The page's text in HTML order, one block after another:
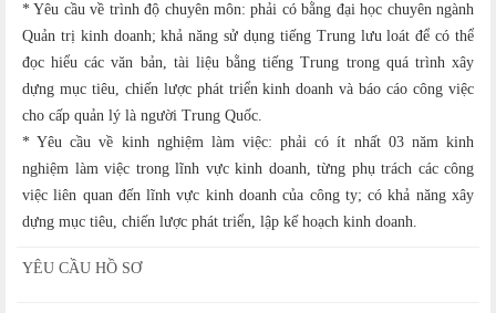
* Yêu cầu về trình độ chuyên môn: phải có bằng đại học chuyên ngành
Quản trị kinh doanh; khả năng sử dụng tiếng Trung lưu loát để có thể
đọc hiểu các văn bản, tài liệu bằng tiếng Trung trong quá trình xây
dựng mục tiêu, chiến lược phát triển kinh doanh và báo cáo công việc
cho cấp quản lý là người Trung Quốc.
* Yêu cầu về kinh nghiệm làm việc: phải có ít nhất 03 năm kinh
nghiệm làm việc trong lĩnh vực kinh doanh, từng phụ trách các công
việc liên quan đến lĩnh vực kinh doanh của công ty; có khả năng xây
dựng mục tiêu, chiến lược phát triển, lập kế hoạch kinh doanh.
YÊU CẦU HỒ SƠ